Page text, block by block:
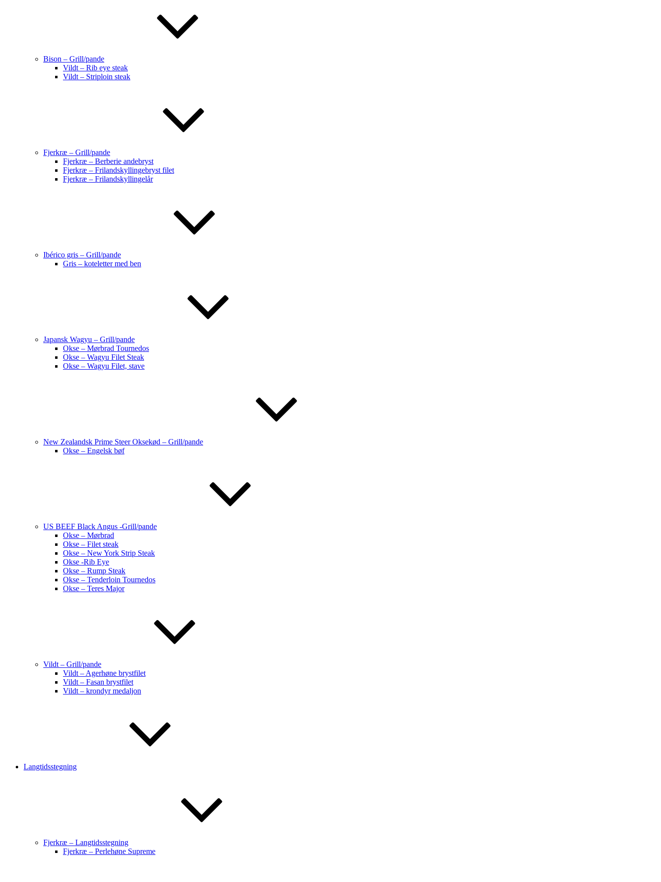
Bison – Grill/pande
Vildt – Rib eye steak
Vildt – Striploin steak
Fjerkræ – Grill/pande
Fjerkræ – Berberie andebryst
Fjerkræ – Frilandskyllingebryst filet
Fjerkræ – Frilandskyllingelår
Ibérico gris – Grill/pande
Gris – koteletter med ben
Japansk Wagyu – Grill/pande
Okse – Mørbrad Tournedos
Okse – Wagyu Filet Steak
Okse – Wagyu Filet, stave
New Zealandsk Prime Steer Oksekød – Grill/pande
Okse – Engelsk bøf
US BEEF Black Angus -Grill/pande
Okse – Mørbrad
Okse – Filet steak
Okse – New York Strip Steak
Okse -Rib Eye
Okse – Rump Steak
Okse – Tenderloin Tournedos
Okse – Teres Major
Vildt – Grill/pande
Vildt – Agerhøne brystfilet
Vildt – Fasan brystfilet
Vildt – krondyr medaljon
Langtidsstegning
Fjerkræ – Langtidsstegning
Fjerkræ – Perlehøne Supreme